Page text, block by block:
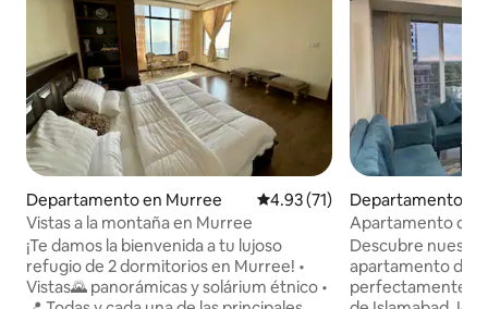
Departamento en Murree Calificación promedio: 4.93 de
4.93 (71)
Vistas a la montaña en Murree
¡Te damos la bienvenida a tu lujoso
refugio de 2 dormitorios en Murree! •
Vistas🌄 panorámicas y solárium étnico •
Departamento en
Apartamento de
ciudad y balcón |
Descubre
apartamento de
perfectamente